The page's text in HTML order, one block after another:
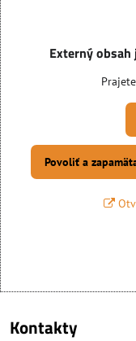
Externý
Povoliť a
Kontakty